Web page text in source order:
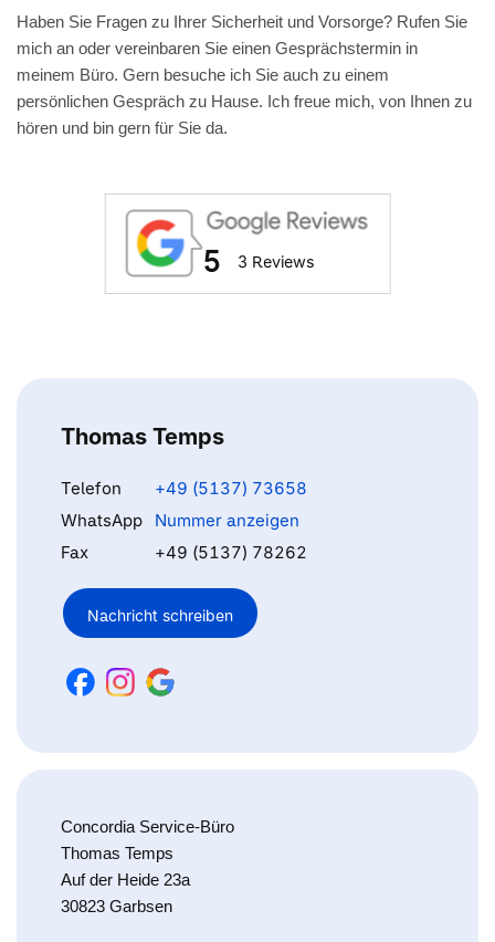
Haben Sie Fragen zu Ihrer Sicherheit und Vorsorge? Rufen Sie
mich an oder vereinbaren Sie einen Gesprächstermin in
meinem Büro. Gern besuche ich Sie auch zu einem
persönlichen Gespräch zu Hause. Ich freue mich, von Ihnen zu
hören und bin gern für Sie da.
5 3 Reviews
Thomas Temps
Telefon
+49 (5137) 73658
WhatsApp
Nummer anzeigen
Fax
+49 (5137) 78262
Nachricht schreiben
Concordia Service-Büro
Thomas Temps
Auf der Heide 23a
30823 Garbsen